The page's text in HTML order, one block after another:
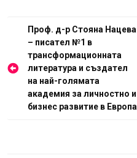
Навигация
Проф. д-р Стояна Нацева
– писател №1 в
трансформационната
литература и създател
на най-голямата
академия за личностно и
бизнес развитие в Европа